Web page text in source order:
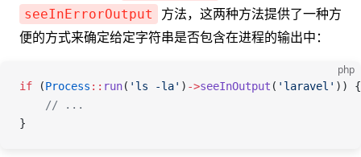
seeInErrorOutput
方法，这两种方法提供了一种方
便的方式来确定给定字符串是否包含在进程的输出中：
php
if (Process :: run( 'ls -la' ) ->seeInOutput ( 'laravel' )) {
    // ...
}